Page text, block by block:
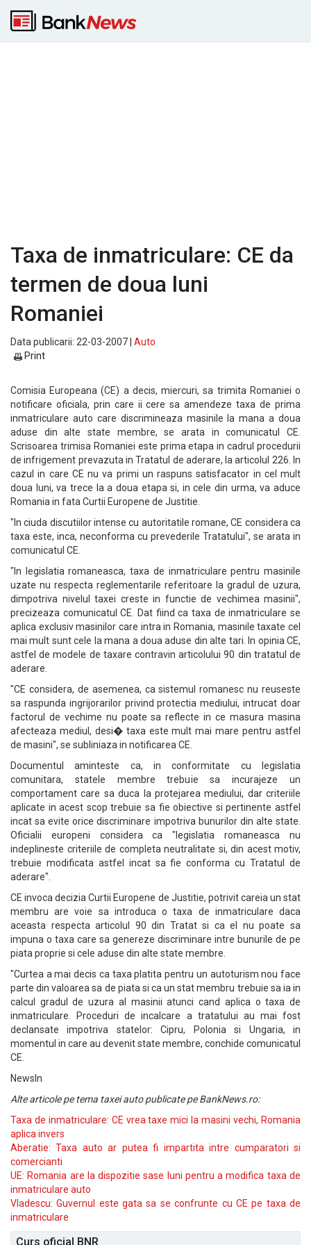
Taxa de inmatriculare: CE da
termen de doua luni
Romaniei
Data publicarii: 22-03-2007 | Auto
Print
Comisia Europeana (CE) a decis, miercuri, sa trimita Romaniei o
notificare oficiala, prin care ii cere sa amendeze taxa de prima
inmatriculare auto care discrimineaza masinile la mana a doua
aduse din alte state membre, se arata in comunicatul CE.
Scrisoarea trimisa Romaniei este prima etapa in cadrul procedurii
de infrigement prevazuta in Tratatul de aderare, la articolul 226. In
cazul in care CE nu va primi un raspuns satisfacator in cel mult
doua luni, va trece la a doua etapa si, in cele din urma, va aduce
Romania in fata Curtii Europene de Justitie.
"In ciuda discutiilor intense cu autoritatile romane, CE considera ca
taxa este, inca, neconforma cu prevederile Tratatului", se arata in
comunicatul CE.
"In legislatia romaneasca, taxa de inmatriculare pentru masinile
uzate nu respecta reglementarile referitoare la gradul de uzura,
dimpotriva nivelul taxei creste in functie de vechimea masinii",
precizeaza comunicatul CE. Dat fiind ca taxa de inmatriculare se
aplica exclusiv masinilor care intra in Romania, masinile taxate cel
mai mult sunt cele la mana a doua aduse din alte tari. In opinia CE,
astfel de modele de taxare contravin articolului 90 din tratatul de
aderare.
"CE considera, de asemenea, ca sistemul romanesc nu reuseste
sa raspunda ingrijorarilor privind protectia mediului, intrucat doar
factorul de vechime nu poate sa reflecte in ce masura masina
afecteaza mediul, desi� taxa este mult mai mare pentru astfel
de masini", se subliniaza in notificarea CE.
Documentul aminteste ca, in conformitate cu legislatia
comunitara, statele membre trebuie sa incurajeze un
comportament care sa duca la protejarea mediului, dar criteriile
aplicate in acest scop trebuie sa fie obiective si pertinente astfel
incat sa evite orice discriminare impotriva bunurilor din alte state.
Oficialii europeni considera ca "legislatia romaneasca nu
indeplineste criteriile de completa neutralitate si, din acest motiv,
trebuie modificata astfel incat sa fie conforma cu Tratatul de
aderare".
CE invoca decizia Curtii Europene de Justitie, potrivit careia un stat
membru are voie sa introduca o taxa de inmatriculare daca
aceasta respecta articolul 90 din Tratat si ca el nu poate sa
impuna o taxa care sa genereze discriminare intre bunurile de pe
piata proprie si cele aduse din alte state membre.
"Curtea a mai decis ca taxa platita pentru un autoturism nou face
parte din valoarea sa de piata si ca un stat membru trebuie sa ia in
calcul gradul de uzura al masinii atunci cand aplica o taxa de
inmatriculare. Proceduri de incalcare a tratatului au mai fost
declansate impotriva statelor: Cipru, Polonia si Ungaria, in
momentul in care au devenit state membre, conchide comunicatul
CE.
NewsIn
Alte articole pe tema taxei auto publicate pe BankNews.ro:
Taxa de inmatriculare: CE vrea taxe mici la masini vechi, Romania
aplica invers
Aberatie: Taxa auto ar putea fi impartita intre cumparatori si
comercianti
UE: Romania are la dispozitie sase luni pentru a modifica taxa de
inmatriculare auto
Vladescu: Guvernul este gata sa se confrunte cu CE pe taxa de
inmatriculare
Curs oficial BNR